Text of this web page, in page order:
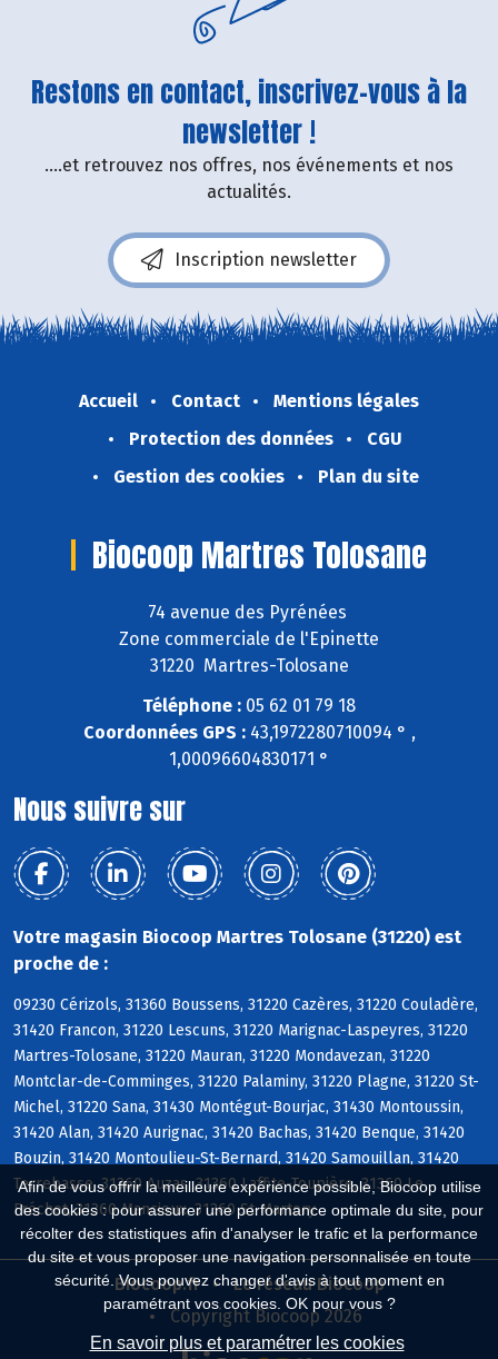
Afin de vous offrir la meilleure expérience possible, Biocoop utilise
des cookies : pour assurer une performance optimale du site, pour
récolter des statistiques afin d'analyser le trafic et la performance
du site et vous proposer une navigation personnalisée en toute
sécurité. Vous pouvez changer d'avis à tout moment en
paramétrant vos cookies. OK pour vous ?
En savoir plus et paramétrer les cookies
Restons en contact, inscrivez-vous à la
newsletter !
....et retrouvez nos offres, nos événements et nos
actualités.
Inscription newsletter
Accueil Contact
Mentions légales
Protection des données
CGU
Gestion des cookies
Plan du site
Biocoop Martres Tolosane
74 avenue des Pyrénées
Zone commerciale de l'Epinette
31220 Martres-Tolosane
Téléphone : 05 62 01 79 18
Coordonnées GPS :43,1972280710094 ° ,
1,00096604830171 °
Nous suivre sur
Votre magasin Biocoop Martres Tolosane (31220) est
proche de :
09230 Cérizols, 31360 Boussens, 31220 Cazères, 31220 Couladère,
31420 Francon, 31220 Lescuns, 31220 Marignac-Laspeyres, 31220
Martres-Tolosane, 31220 Mauran, 31220 Mondavezan, 31220
Montclar-de-Comminges, 31220 Palaminy, 31220 Plagne, 31220 St-
Michel, 31220 Sana, 31430 Montégut-Bourjac, 31430 Montoussin,
31420 Alan, 31420 Aurignac, 31420 Bachas, 31420 Benque, 31420
Bouzin, 31420 Montoulieu-St-Bernard, 31420 Samouillan, 31420
Terrebasse, 31360 Auzas, 31360 Laffite-Toupière, 31360 Le
Fréchet, 31360 Mancioux, 31360 St-Martory
Biocoop.fr
Le réseau Biocoop
Copyright Biocoop 2026